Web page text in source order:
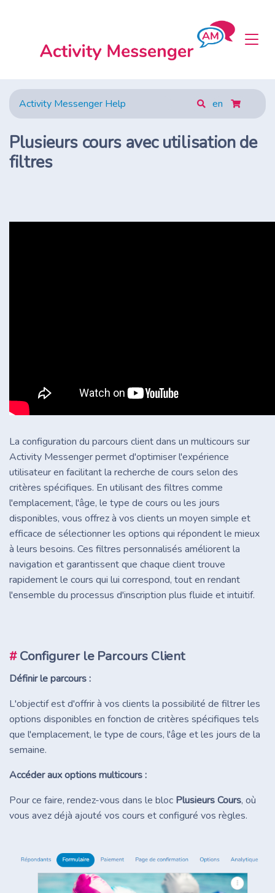
Activity Messenger Help en
Plusieurs cours avec utilisation de
filtres
La configuration du parcours client dans un multicours sur
Activity Messenger permet d'optimiser l'expérience
utilisateur en facilitant la recherche de cours selon des
critères spécifiques. En utilisant des filtres comme
l'emplacement, l'âge, le type de cours ou les jours
disponibles, vous offrez à vos clients un moyen simple et
efficace de sélectionner les options qui répondent le mieux
à leurs besoins. Ces filtres personnalisés améliorent la
navigation et garantissent que chaque client trouve
rapidement le cours qui lui correspond, tout en rendant
l'ensemble du processus d'inscription plus fluide et intuitif.
#Configurer le Parcours Client
Définir le parcours :
L'objectif est d'offrir à vos clients la possibilité de filtrer les
options disponibles en fonction de critères spécifiques tels
que l'emplacement, le type de cours, l'âge et les jours de la
semaine.
Accéder aux options multicours :
Pour ce faire, rendez-vous dans le bloc Plusieurs Cours, où
vous avez déjà ajouté vos cours et configuré vos règles.